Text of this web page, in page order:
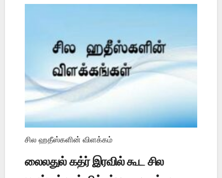
சில ஹதீஸ்களின் விளக்கம்
லைலதுல் கத்ர் இரவில் கூட சில